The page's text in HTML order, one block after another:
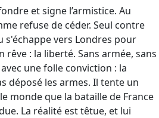
et signe l’armistice. Au
refuse de céder. Seul contre
s'échappe vers Londres pour
: la liberté. Sans armée, sans
une folle conviction : la
déposé les armes. Il tente un
monde que la bataille de France
La réalité est têtue, et lui